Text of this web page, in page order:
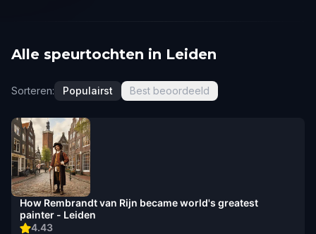
Alle speurtochten in Leiden
Sorteren: Populairst Best beoordeeld
4.43
How Rembrandt van Rijn became world's greatest
painter - Leiden